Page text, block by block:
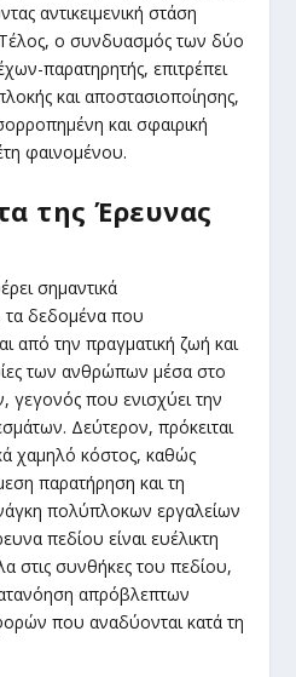
αντικειμενική στάση
ο συνδυασμός των δύο
παρατηρητής, επιτρέπει
και αποστασιοποίησης,
και σφαιρική
φαινομένου.
της Έρευνας
σημαντικά
τα δεδομένα που
από την πραγματική ζωή και
των ανθρώπων μέσα στο
γεγονός που ενισχύει την
Δεύτερον, πρόκειται
χαμηλό κόστος, καθώς
παρατήρηση και τη
πολύπλοκων εργαλείων
πεδίου είναι ευέλικτη
στις συνθήκες του πεδίου,
απρόβλεπτων
που αναδύονται κατά τη